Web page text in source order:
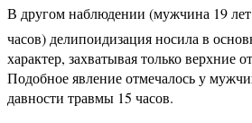
В другом наблюдении (мужчина 19
часов) делипоидизация носила в
характер, захватывая только верхние
Подобное явление отмечалось у
давности травмы 15 часов.